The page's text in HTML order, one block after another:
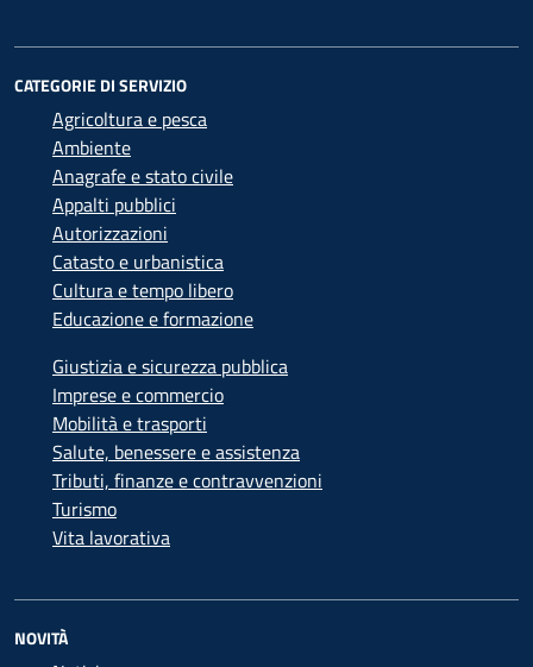
CATEGORIE DI SERVIZIO
Agricoltura e pesca
Ambiente
Anagrafe e stato civile
Appalti pubblici
Autorizzazioni
Catasto e urbanistica
Cultura e tempo libero
Educazione e formazione
Giustizia e sicurezza pubblica
Imprese e commercio
Mobilità e trasporti
Salute, benessere e assistenza
Tributi, finanze e contravvenzioni
Turismo
Vita lavorativa
NOVITÀ